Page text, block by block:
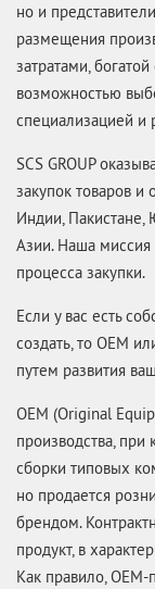
но и
размещения
затратами,
возможностью
специализацией и
SCS GROUP
закупок товаров и
Индии,
Азии. Наша миссия
процесса закупки.
Если у вас есть
создать, то ОЕМ
путем развития
OEM (Original
производства, при
сборки типовых
но продается
брендом.
продукт, в
Как правило,